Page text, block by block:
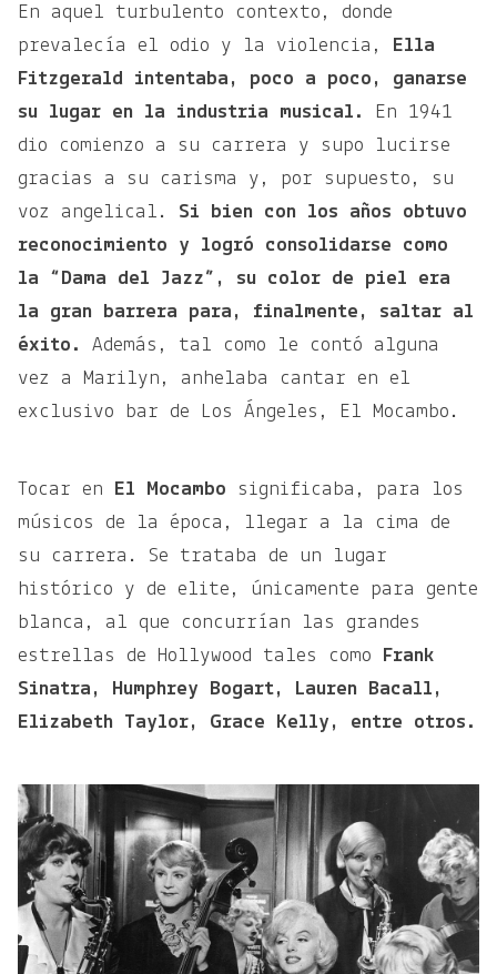
En aquel turbulento contexto, donde
prevalecía el odio y la violencia,
Ella
Fitzgerald intentaba, poco a poco, ganarse
su lugar en la industria musical.
En 1941
dio comienzo a su carrera y supo lucirse
gracias a su carisma y, por supuesto, su
voz angelical. Si bien con los años obtuvo
reconocimiento y logró consolidarse como
la “Dama del Jazz”, su color de piel era
la gran barrera para, finalmente, saltar al
éxito.
Además, tal como le contó alguna
vez a Marilyn, anhelaba cantar en el
exclusivo bar de Los Ángeles, El Mocambo.
Tocar en El Mocambo significaba, para los
músicos de la época, llegar a la cima de
su carrera. Se trataba de un lugar
histórico y de elite, únicamente para gente
blanca, al que concurrían las grandes
estrellas de Hollywood tales como
Frank
Sinatra, Humphrey Bogart, Lauren Bacall,
Elizabeth Taylor, Grace Kelly, entre otros.